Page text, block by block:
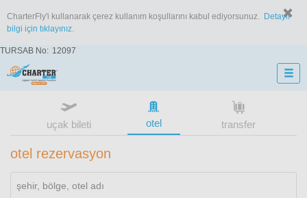
CharterFly'i kullanarak çerez kullanım koşullarını kabul ediyorsunuz.
Detaylı
bilgi için tıklayınız.
TURSAB No: 12097
uçak bileti otel transfer
otel rezervasyon